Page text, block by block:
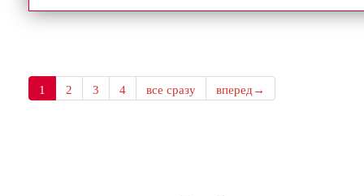
1 2 3 4 все сразу вперед→